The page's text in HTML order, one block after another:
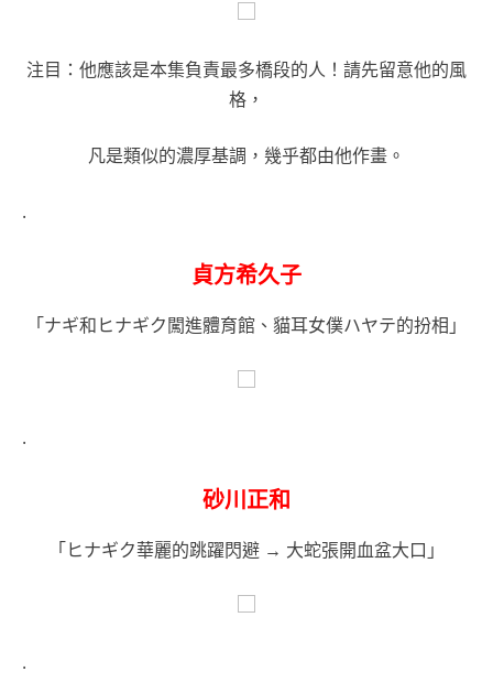
注目：他應該是本集負責最多橋段的人！請先留意他的風
格，
凡是類似的濃厚基調，幾乎都由他作畫。
.
貞方希久子
「ナギ和ヒナギク闖進體育館、貓耳女僕ハヤテ的扮相」
.
砂川正和
「ヒナギク華麗的跳躍閃避 → 大蛇張開血盆大口」
.